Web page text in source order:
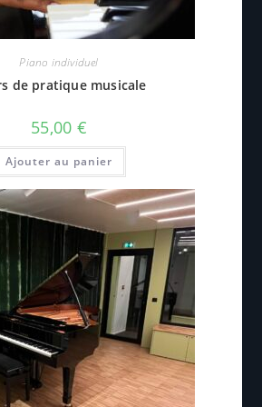
Piano individuel
de pratique musicale
55,00 €
Ajouter au panier